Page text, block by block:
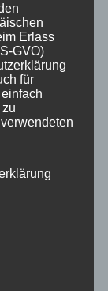
sich
die
Der
Erlass
GVO)
für